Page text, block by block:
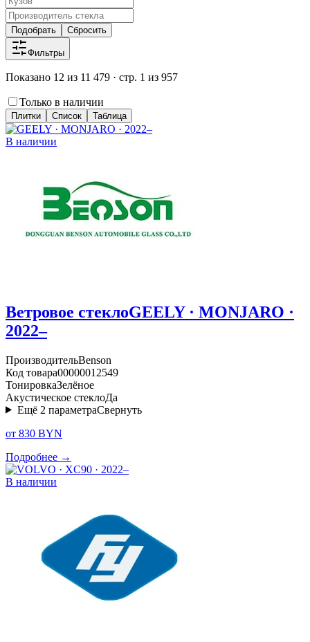
Подобрать Сбросить
Фильтры
Показано 12 из 11 479 · стр. 1 из 957
Только в наличии
Плитки Список Таблица
В наличии
Ветровое стеклоGEELY · MONJARO ·
2022–
ПроизводительBenson
Код товара00000012549
ТонировкаЗелёное
Акустическое стеклоДа
Ещё 2 параметраСвернуть
от 830 BYN
Подробнее →
В наличии